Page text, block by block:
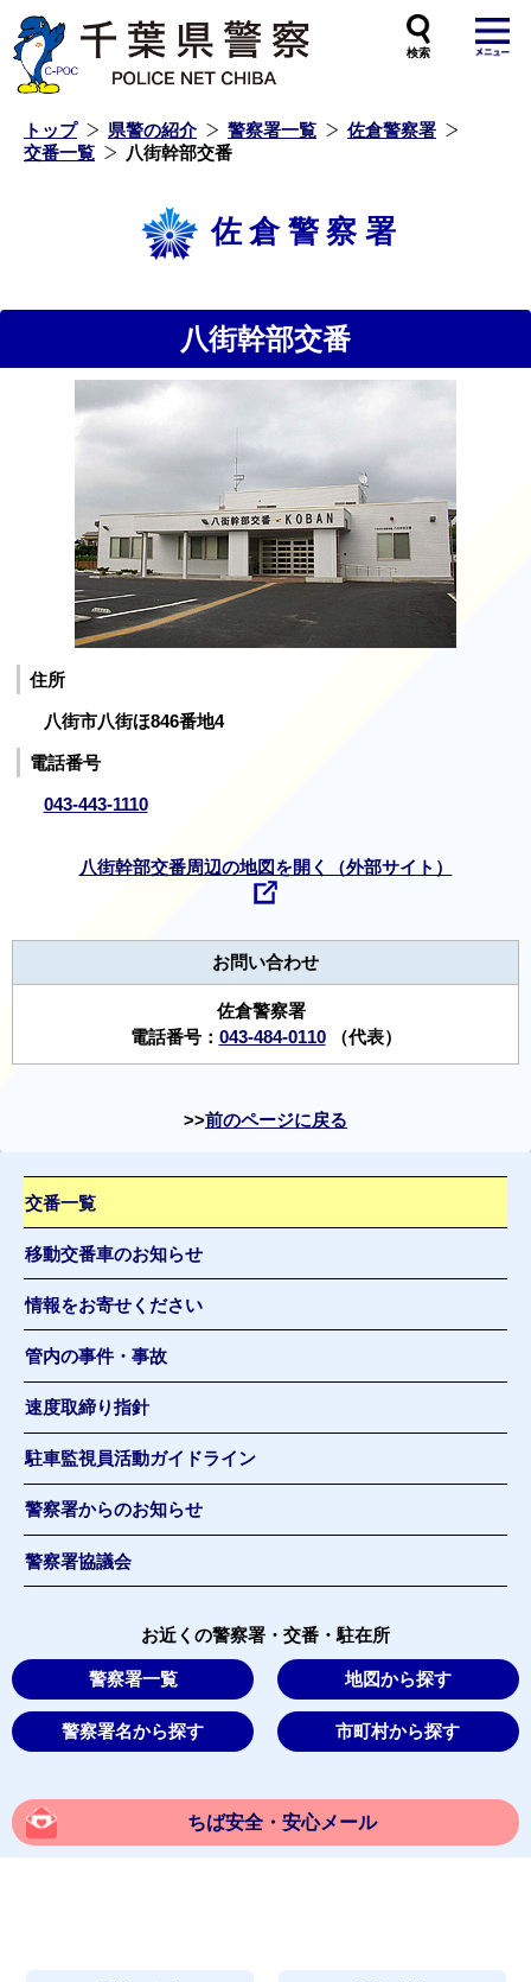
トップ 県警の紹介 警察署一覧
佐倉警察署
交番一覧
八街幹部交番
佐倉警察署
八街幹部交番
住所
八街市八街ほ846番地4
電話番号
043-443-1110
八街幹部交番周辺の地図を開く（外部サイト）
お問い合わせ
佐倉警察署
電話番号： 043-484-0110（代表）
前のページに戻る
交番一覧
移動交番車のお知らせ
情報をお寄せください
管内の事件・事故
速度取締り指針
駐車監視員活動ガイドライン
警察署からのお知らせ
警察署協議会
お近くの警察署・交番・駐在所
警察署一覧 地図から探す
警察署名から探す 市町村から探す
ちば安全・安心メール